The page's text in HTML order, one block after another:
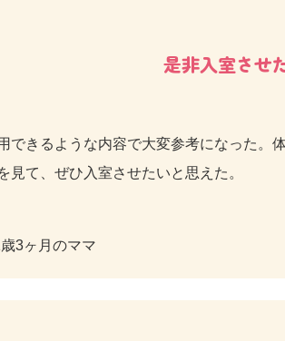
是非入室させ
できるような内容で大変参考になった
見て、ぜひ入室させたいと思えた。
3ヶ月のママ